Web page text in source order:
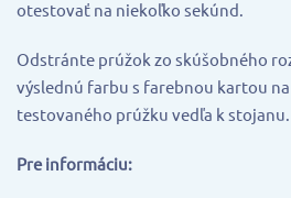
otestovať na niekoľko sekúnd.
Odstránte prúžok zo skúšobného
výslednú farbu s farebnou kartou
testovaného prúžku vedľa k stojanu.
Pre informáciu: